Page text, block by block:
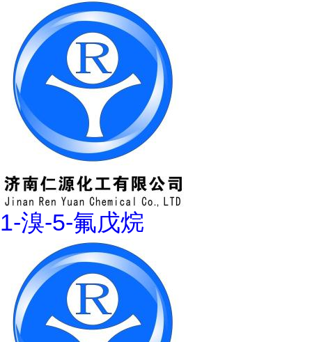
1-溴-5-氟戊烷